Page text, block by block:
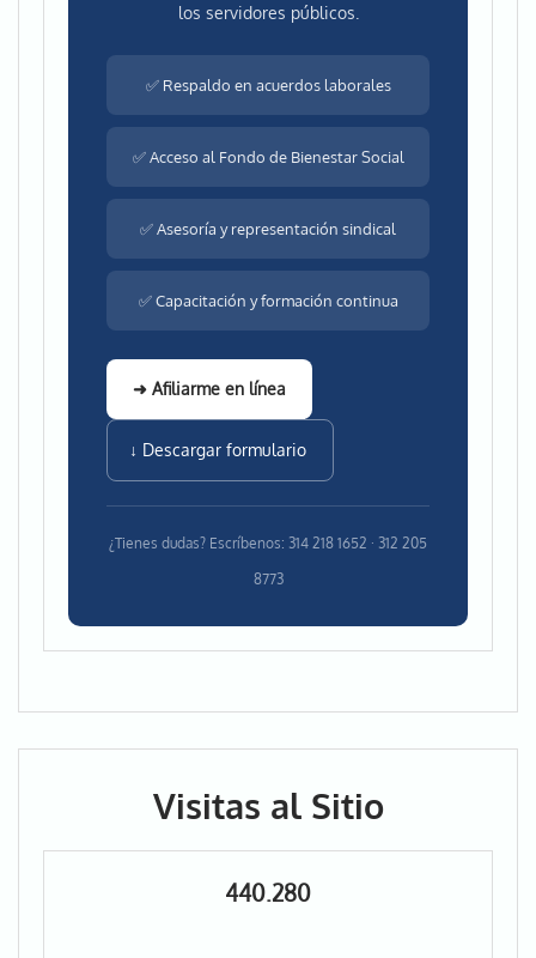
los servidores públicos.
✅ Respaldo en acuerdos laborales
✅ Acceso al Fondo de Bienestar Social
✅ Asesoría y representación sindical
✅ Capacitación y formación continua
➜ Afiliarme en línea
↓ Descargar formulario
¿Tienes dudas? Escríbenos: 314 218 1652 · 312 205
8773
Visitas al Sitio
440.280